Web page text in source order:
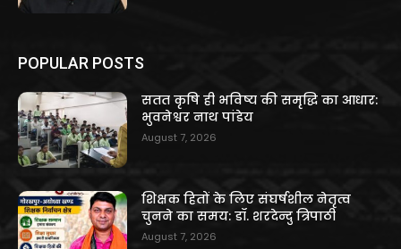
POPULAR POSTS
सतत कृषि ही भविष्य की समृद्धि का आधार:
भुवनेश्वर नाथ पांडेय
August 7, 2026
शिक्षक हितों के लिए संघर्षशील नेतृत्व
चुनने का समय: डॉ. शरदेन्दु त्रिपाठी
August 7, 2026